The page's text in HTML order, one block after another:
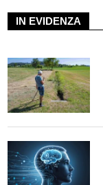
IN EVIDENZA